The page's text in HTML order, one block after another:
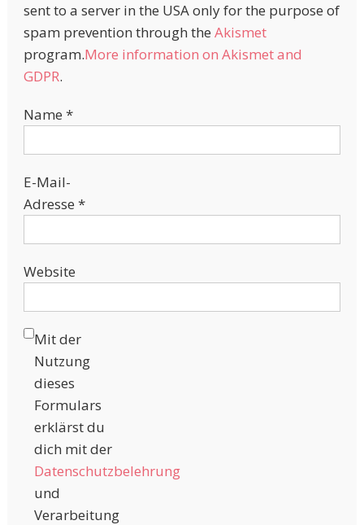
sent to a server in the USA only for the purpose of
spam prevention through the Akismet
program.More information on Akismet and
GDPR.
Name *
E-Mail-
Adresse *
Website
Mit der
Nutzung
dieses
Formulars
erklärst du
dich mit der
Datenschutzbelehrung
und
Verarbeitung